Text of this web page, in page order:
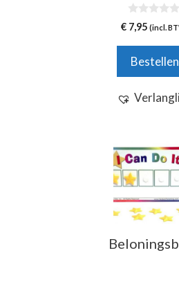
0
v
5
€ 7,95 (incl.
Bestellen